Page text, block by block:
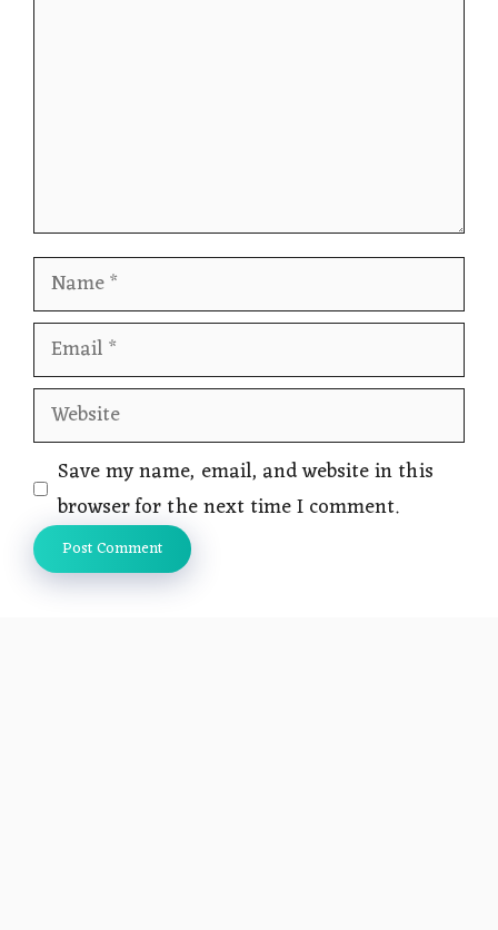
Name
Email
Website
Save my name, email, and website in this
browser for the next time I comment.